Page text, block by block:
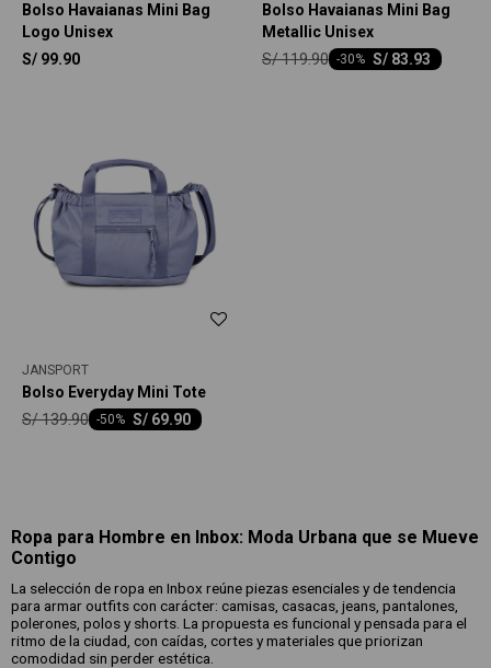
Bolso Havaianas Mini Bag
Logo Unisex
S/ 99.90
Bolso Havaianas Mini Bag
Metallic Unisex
S/ 83.93
-30
S/119.90
JANSPORT
Bolso Everyday Mini Tote
S/ 69.90
-50
S/139.90
Ropa para Hombre en Inbox: Moda Urbana que se Mueve
Contigo
La selección de ropa en Inbox reúne piezas esenciales y de tendencia
para armar outfits con carácter: camisas, casacas, jeans, pantalones,
polerones, polos y shorts. La propuesta es funcional y pensada para el
ritmo de la ciudad, con caídas, cortes y materiales que priorizan
comodidad sin perder estética.